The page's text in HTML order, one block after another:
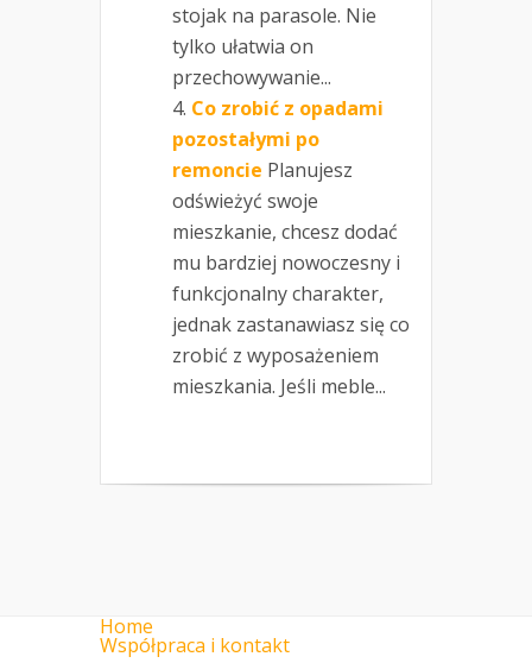
stojak na parasole. Nie
tylko ułatwia on
przechowywanie...
Co zrobić z opadami
pozostałymi po
remoncie Planujesz
odświeżyć swoje
mieszkanie, chcesz dodać
mu bardziej nowoczesny i
funkcjonalny charakter,
jednak zastanawiasz się co
zrobić z wyposażeniem
mieszkania. Jeśli meble...
Home
Współpraca i kontakt